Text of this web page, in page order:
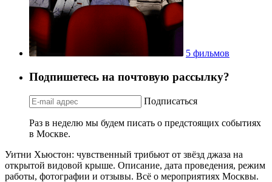
5 фильмов
Подпишетесь на почтовую рассылку?
Подписаться
Раз в неделю мы будем писать о предстоящих событиях
в Москве.
Уитни Хьюстон: чувственный трибьют от звёзд джаза на
открытой видовой крыше. Описание, дата проведения, режим
работы, фотографии и отзывы. Всё о мероприятиях Москвы.